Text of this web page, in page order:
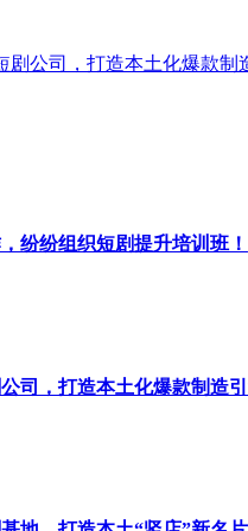
剧公司，打造本土化爆款制
纷纷组织短剧提升培训班！
司，打造本土化爆款制造